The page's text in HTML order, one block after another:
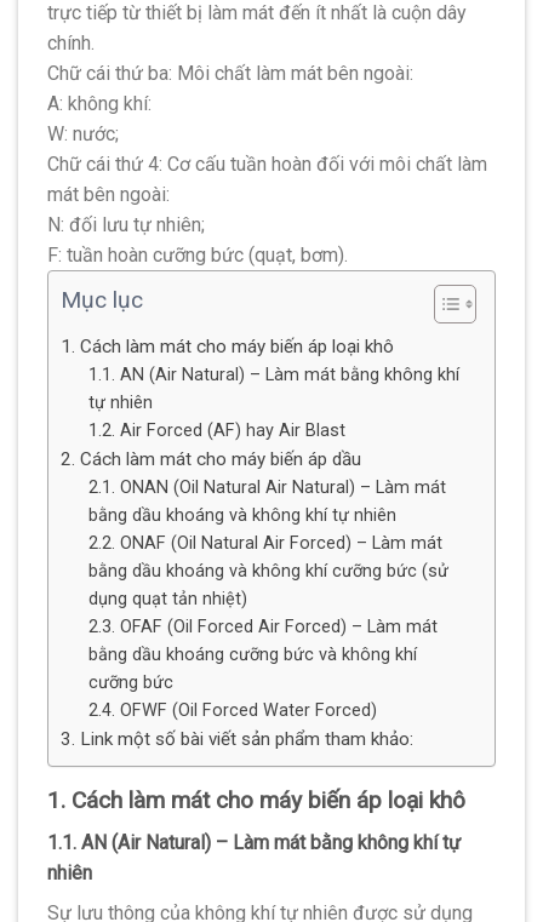
trực tiếp từ thiết bị làm mát đến ít nhất là cuộn dây
chính.
Chữ cái thứ ba: Môi chất làm mát bên ngoài:
A: không khí:
W: nước;
Chữ cái thứ 4: Cơ cấu tuần hoàn đối với môi chất làm
mát bên ngoài:
N: đối lưu tự nhiên;
F: tuần hoàn cưỡng bức (quạt, bơm).
Mục lục
1. Cách làm mát cho máy biến áp loại khô
1.1. AN (Air Natural) – Làm mát bằng không khí
tự nhiên
1.2. Air Forced (AF) hay Air Blast
2. Cách làm mát cho máy biến áp dầu
2.1. ONAN (Oil Natural Air Natural) – Làm mát
bằng dầu khoáng và không khí tự nhiên
2.2. ONAF (Oil Natural Air Forced) – Làm mát
bằng dầu khoáng và không khí cưỡng bức (sử
dụng quạt tản nhiệt)
2.3. OFAF (Oil Forced Air Forced) – Làm mát
bằng dầu khoáng cưỡng bức và không khí
cưỡng bức
2.4. OFWF (Oil Forced Water Forced)
3. Link một số bài viết sản phẩm tham khảo:
1. Cách làm mát cho máy biến áp loại khô
1.1. AN (Air Natural) – Làm mát bằng không khí tự
nhiên
Sự lưu thông của không khí tự nhiên được sử dụng